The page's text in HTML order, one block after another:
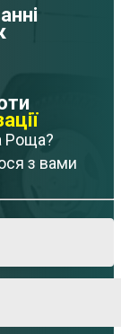
Роща?
з вами